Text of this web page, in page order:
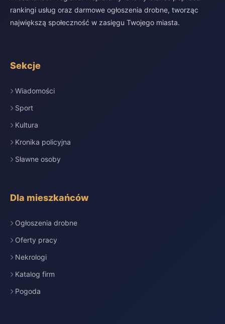
rankingi usług oraz darmowe ogłoszenia drobne, tworząc
największą społeczność w zasięgu Twojego miasta.
Sekcje
Wiadomości
Sport
Kultura
Kronika policyjna
Sławne osoby
Dla mieszkańców
Ogłoszenia drobne
Oferty pracy
Nekrologi
Katalog firm
Pogoda